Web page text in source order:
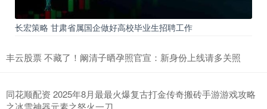
长宏策略 甘肃省属国企做好高校毕业生招聘工作
丰云股票 不藏了！阚清子晒孕照官宣：新身份上线请多关照
同花顺配资 2025年8月最最火爆复古打金传奇搬砖手游游戏攻略